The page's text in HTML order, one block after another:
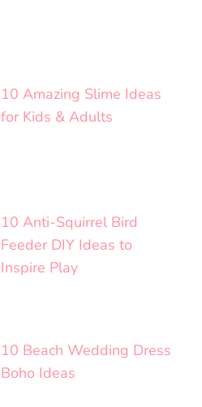
10 Amazing Slime Ideas
for Kids & Adults
10 Anti-Squirrel Bird
Feeder DIY Ideas to
Inspire Play
10 Beach Wedding Dress
Boho Ideas